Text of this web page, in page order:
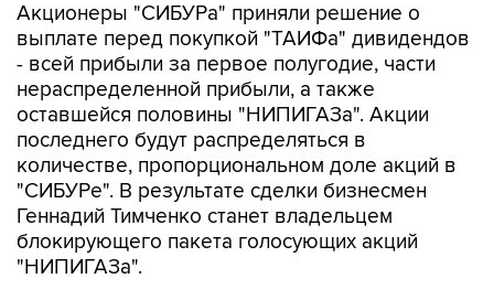
Акционеры "СИБУРа" приняли решение о
выплате перед покупкой "ТАИФа" дивидендов
- всей прибыли за первое полугодие, части
нераспределенной прибыли, а также
оставшейся половины "НИПИГАЗа". Акции
последнего будут распределяться в
количестве, пропорциональном доле акций в
"СИБУРе". В результате сделки бизнесмен
Геннадий Тимченко станет владельцем
блокирующего пакета голосующих акций
"НИПИГАЗа".